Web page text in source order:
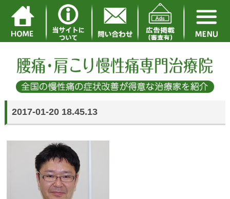
2017-01-20 18.45.13